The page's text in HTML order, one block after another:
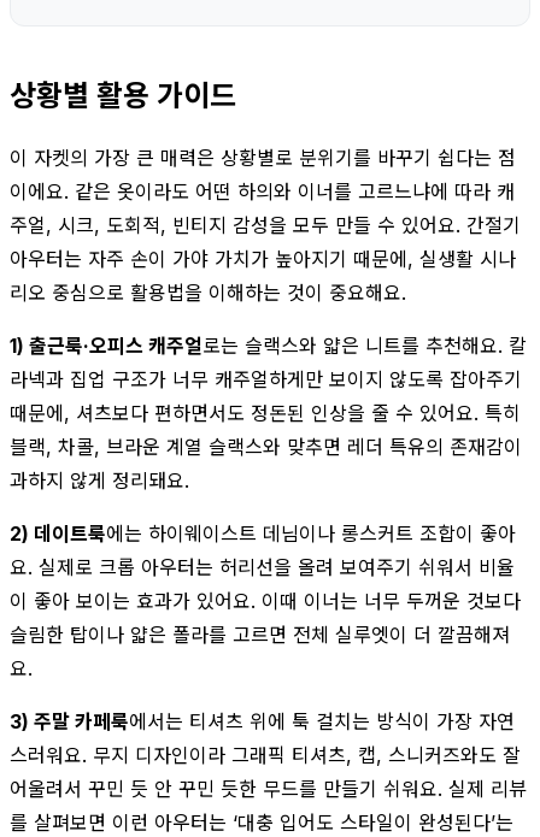
상황별 활용 가이드
이 자켓의 가장 큰 매력은 상황별로 분위기를 바꾸기 쉽다는 점
이에요. 같은 옷이라도 어떤 하의와 이너를 고르느냐에 따라 캐
주얼, 시크, 도회적, 빈티지 감성을 모두 만들 수 있어요. 간절기
아우터는 자주 손이 가야 가치가 높아지기 때문에, 실생활 시나
리오 중심으로 활용법을 이해하는 것이 중요해요.
1) 출근룩·오피스 캐주얼로는 슬랙스와 얇은 니트를 추천해요. 칼
라넥과 집업 구조가 너무 캐주얼하게만 보이지 않도록 잡아주기
때문에, 셔츠보다 편하면서도 정돈된 인상을 줄 수 있어요. 특히
블랙, 차콜, 브라운 계열 슬랙스와 맞추면 레더 특유의 존재감이
과하지 않게 정리돼요.
2) 데이트룩에는 하이웨이스트 데님이나 롱스커트 조합이 좋아
요. 실제로 크롭 아우터는 허리선을 올려 보여주기 쉬워서 비율
이 좋아 보이는 효과가 있어요. 이때 이너는 너무 두꺼운 것보다
슬림한 탑이나 얇은 폴라를 고르면 전체 실루엣이 더 깔끔해져
요.
3) 주말 카페룩에서는 티셔츠 위에 툭 걸치는 방식이 가장 자연
스러워요. 무지 디자인이라 그래픽 티셔츠, 캡, 스니커즈와도 잘
어울려서 꾸민 듯 안 꾸민 듯한 무드를 만들기 쉬워요. 실제 리뷰
를 살펴보면 이런 아우터는 ‘대충 입어도 스타일이 완성된다’는